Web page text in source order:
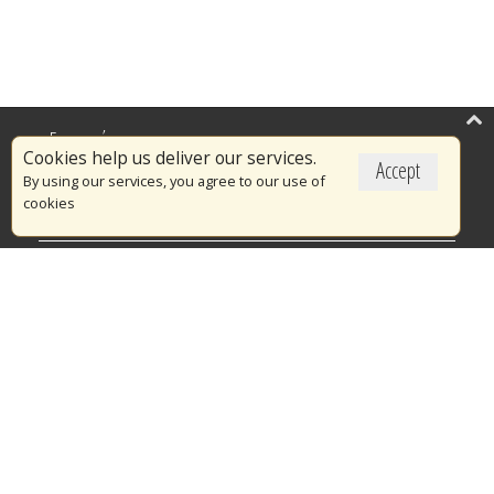
Accept
Cookies help us deliver our services.
By using our services, you agree to our use of
cookies
Επικαιρότητα
Το Πυροσβεστικό Σώμα